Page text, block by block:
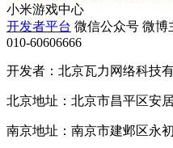
小米游戏中心
开发者平台 微信公众号 微博
010-60606666
开发者：北京瓦力网络科技
北京地址：北京市昌平区安
南京地址：南京市建邺区永